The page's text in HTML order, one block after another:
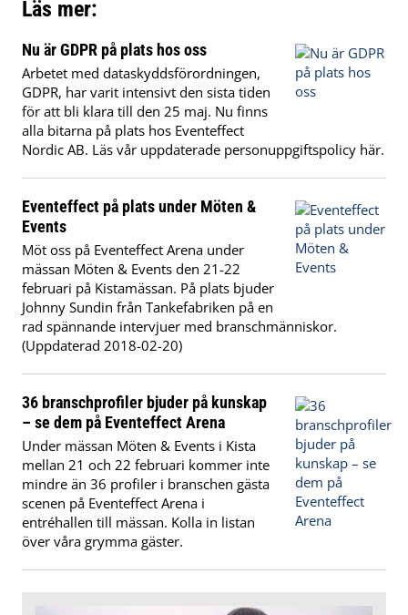
Läs mer:
Nu är GDPR på plats hos oss
Arbetet med dataskyddsförordningen,
GDPR, har varit intensivt den sista tiden
för att bli klara till den 25 maj. Nu finns
alla bitarna på plats hos Eventeffect
Nordic AB. Läs vår uppdaterade personuppgiftspolicy här.
Eventeffect på plats under Möten &
Events
Möt oss på Eventeffect Arena under
mässan Möten & Events den 21-22
februari på Kistamässan. På plats bjuder
Johnny Sundin från Tankefabriken på en
rad spännande intervjuer med branschmänniskor.
(Uppdaterad 2018-02-20)
36 branschprofiler bjuder på kunskap
– se dem på Eventeffect Arena
Under mässan Möten & Events i Kista
mellan 21 och 22 februari kommer inte
mindre än 36 profiler i branschen gästa
scenen på Eventeffect Arena i
entréhallen till mässan. Kolla in listan
över våra grymma gäster.